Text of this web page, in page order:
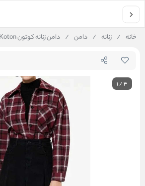
خانه / زنانه / دامن / دامن زنانه کوتون Koton کد 6WAL70022MD
1/3